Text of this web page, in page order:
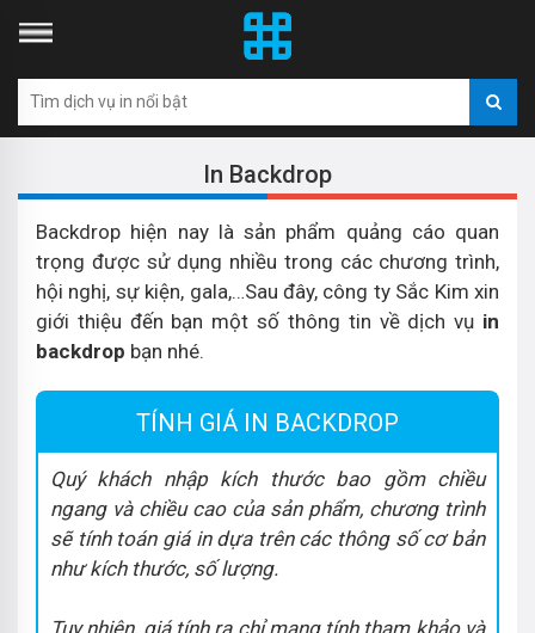
In Backdrop
Backdrop hiện nay là sản phẩm quảng cáo quan
trọng được sử dụng nhiều trong các chương trình,
hội nghị, sự kiện, gala,…Sau đây, công ty Sắc Kim xin
giới thiệu đến bạn một số thông tin về dịch vụ in
backdrop bạn nhé.
TÍNH GIÁ IN BACKDROP
Quý khách nhập kích thước bao gồm chiều
ngang và chiều cao của sản phẩm, chương trình
sẽ tính toán giá in dựa trên các thông số cơ bản
như kích thước, số lượng.
Tuy nhiên, giá tính ra chỉ mang tính tham khảo và